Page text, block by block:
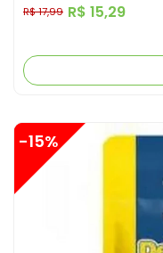
R$ 15,29
R$ 17,99
-15%